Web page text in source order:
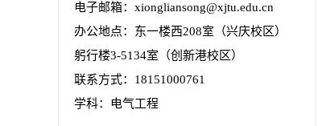
电子邮箱： xiongliansong@xjtu.edu.cn
办公地点：东一楼西208室（兴庆校区）
躬行楼3-5134室（创新港校区）
联系方式： 18151000761
学科：电气工程